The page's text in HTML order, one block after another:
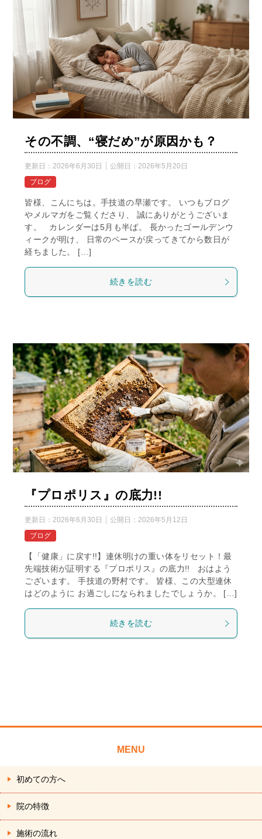
その不調、“寝だめ”が原因かも？
更新日：2026年6月30日 公開日：2026年5月20日
ブログ
皆様、こんにちは。手技道の早瀬です。 いつもブログ
やメルマガをご覧くださり、 誠にありがとうございま
す。 カレンダーは5月も半ば。 長かったゴールデンウ
ィークが明け、 日常のペースが戻ってきてから数日が
経ちました。 […]
続きを読む
『プロポリス』の底力!!
更新日：2026年6月30日 公開日：2026年5月12日
ブログ
【「健康」に戻す!!】連休明けの重い体をリセット！最
先端技術が証明する『プロポリス』の底力!! おはよう
ございます。 手技道の野村です。 皆様、この大型連休
はどのように お過ごしになられましたでしょうか。 […]
続きを読む
MENU
初めての方へ
院の特徴
施術の流れ